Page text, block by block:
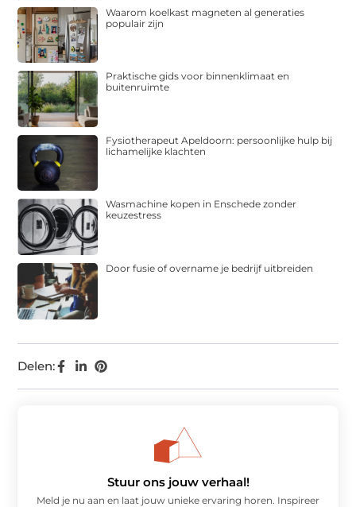
Delen:
Waarom koelkast magneten al generaties
populair zijn
Praktische gids voor binnenklimaat en
buitenruimte
Fysiotherapeut Apeldoorn: persoonlijke hulp bij
lichamelijke klachten
Wasmachine kopen in Enschede zonder
keuzestress
Door fusie of overname je bedrijf uitbreiden
Stuur ons jouw verhaal!
Meld je nu aan en laat jouw unieke ervaring horen. Inspireer